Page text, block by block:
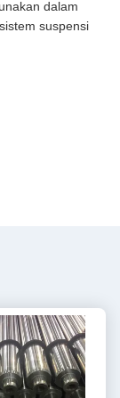
dalam
suspensi